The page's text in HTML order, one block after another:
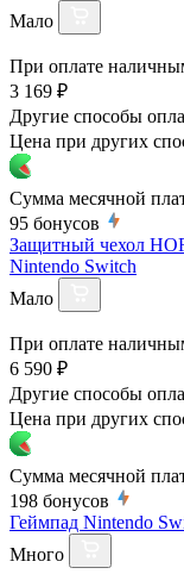
Мало
При оплате
3 169 ₽
Другие способы
Цена при других
Сумма месячной
95 бонусов
Защитный чехол
Nintendo Switch
Мало
При оплате
6 590 ₽
Другие способы
Цена при других
Сумма месячной
198 бонусов
Геймпад Nintendo
Много